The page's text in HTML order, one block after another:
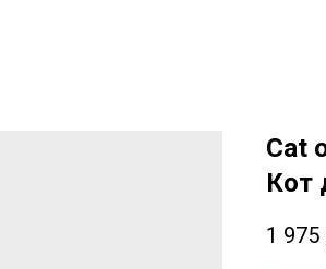
Cat
Кот
1 975